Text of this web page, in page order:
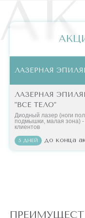
ЛАЗЕРНАЯ
ЛАЗЕРНАЯ
"ВСЕ ТЕЛО"
Диодный лазер (ноги
подмышки, малая зона) -
клиентов
5 ДНЕЙ до конца